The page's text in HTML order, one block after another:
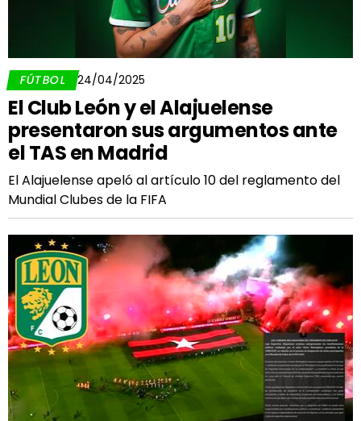
FÚTBOL 24/04/2025
El Club León y el Alajuelense
presentaron sus argumentos ante
el TAS en Madrid
El Alajuelense apeló al artículo 10 del reglamento del
Mundial Clubes de la FIFA